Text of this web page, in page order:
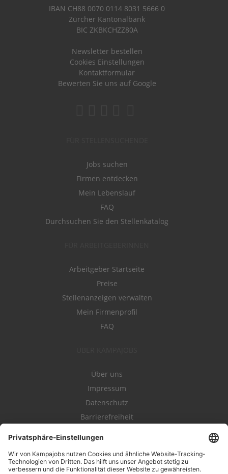
IBAN CH88 0070 0114 8031 5666 0
Zürcher Kantonalbank
BIC ZKBKCHZZ80A
Newsletter bestellen
Cookies Einstellungen
Kontaktformular
Bewerten Sie uns auf Google
Jobs suchen
Firmen entdecken
Mein Lebenslauf
FAQ
Durchsuchen Sie den Stellenkatalog
Arbeitgeber Startseite
Preise
Stellenanzeigen verwalten
Mein Firmenprofil
FAQ
Über uns
Impressum
Datenschutz
Barrierefreiheit
Kampahire